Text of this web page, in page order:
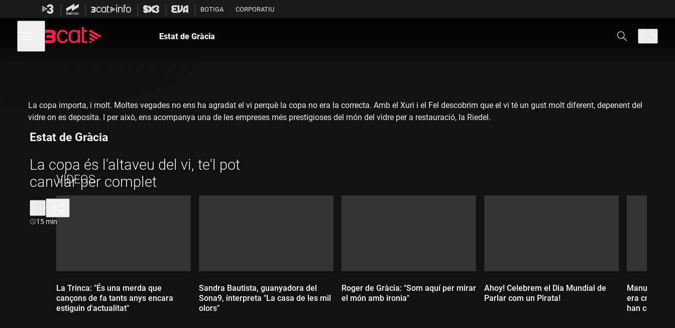
contingut
BOTIGA CORPORATIU
menú
de
Estat de Gràcia
Estat de Gràcia
La copa és l'altaveu del vi, te'l pot
canviar per complet
Durada:
15 min
La copa importa, i molt. Moltes vegades no ens ha agradat el vi perquè la copa no era la correcta. Amb el Xuri i el Fel descobrim que el vi té un gust molt diferent, depenent del
vidre on es deposita. I per això, ens acompanya una de les empreses més prestigioses del món del vidre per a restauració, la Riedel.
VÍDEOS
La Trinca: "És una merda que
cançons de fa tants anys encara
estiguin d'actualitat"
Sandra Bautista, guanyadora del
Sona9, interpreta "La casa de les mil
olors"
Roger de Gràcia: "Som aquí per mirar
el món amb ironia"
Ahoy! Celebrem el Dia Mundial de
Parlar com un Pirata!
Manuel
era crear
han comprat